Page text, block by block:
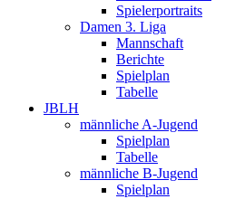
Spielerportraits
Damen 3. Liga
Mannschaft
Berichte
Spielplan
Tabelle
JBLH
männliche A-Jugend
Spielplan
Tabelle
männliche B-Jugend
Spielplan